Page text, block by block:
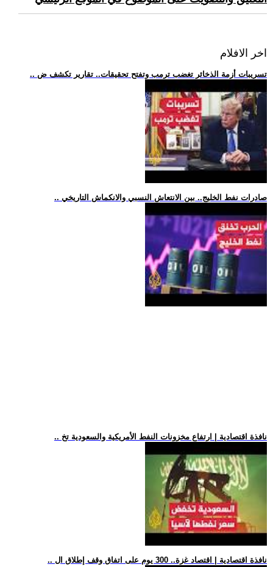
اخر الافلام
.. تسريبات أزمة الذخائر تغضب ترمب وتفتح تحقيقات.. تقارير تكشف ض
.. صادرات نفط الخليج.. بين الانتعاش النسبي والانكماش التاريخي
.. نافذة اقتصادية | ارتفاع مخزونات النفط الأمريكية والسعودية تخ
.. نافذة اقتصادية | اقتصاد غزة.. 300 يوم على اتفاق وقف إطلاق ال